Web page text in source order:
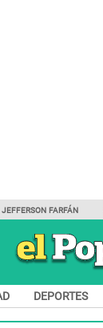
JEFFERSON FARFÁN
DEPORTES